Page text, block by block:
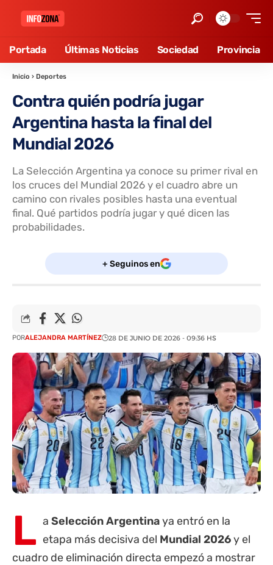
Portada Últimas Noticias Sociedad Provincia
Inicio › Deportes
Contra quién podría jugar
Argentina hasta la final del
Mundial 2026
La Selección Argentina ya conoce su primer rival en
los cruces del Mundial 2026 y el cuadro abre un
camino con rivales posibles hasta una eventual
final. Qué partidos podría jugar y qué dicen las
probabilidades.
+ Seguinos en
PORALEJANDRA MARTÍNEZ 28 DE JUNIO DE 2026 - 09:36 HS
L a Selección Argentinaya entró en la
etapa más decisiva del Mundial 2026y el
cuadro de eliminación directa empezó a mostrar